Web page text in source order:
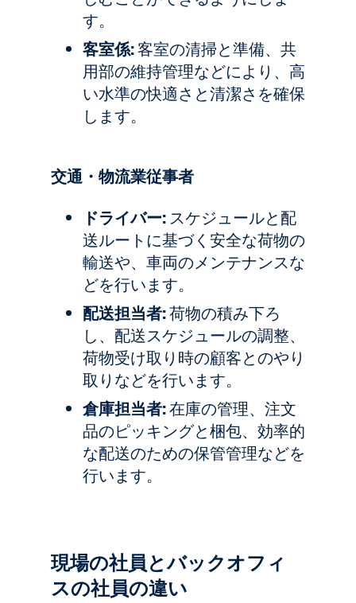
す。
客室係:客室の清掃と準備、共
用部の維持管理などにより、高
い水準の快適さと清潔さを確保
します。
交通・物流業従事者
ドライバー:スケジュールと配
送ルートに基づく安全な荷物の
輸送や、車両のメンテナンスな
どを行います。
配送担当者:荷物の積み下ろ
し、配送スケジュールの調整、
荷物受け取り時の顧客とのやり
取りなどを行います。
倉庫担当者:在庫の管理、注文
品のピッキングと梱包、効率的
な配送のための保管管理などを
行います。
現場の社員とバックオフィ
スの社員の違い